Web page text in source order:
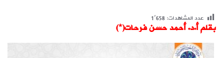
عدد المشاهدات:1٬658
بقلم أ.د. أحمد حسن فرحات(*)